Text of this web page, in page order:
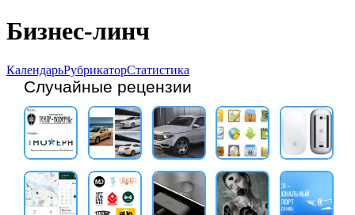
Бизнес-линч
КалендарьРубрикаторСтатистика
Случайные рецензии